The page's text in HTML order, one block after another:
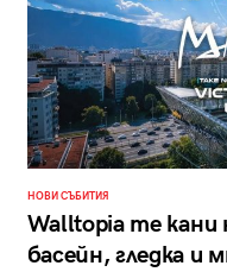
НОВИ СЪБИТИЯ
Walltopia те кани
басейн, гледка и